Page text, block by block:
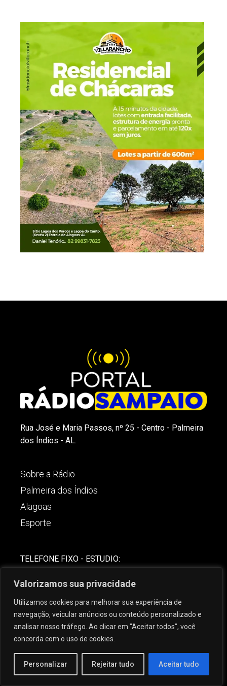
Valorizamos sua privacidade
Utilizamos cookies para melhorar sua experiência de
navegação, veicular anúncios ou conteúdo personalizado e
analisar nosso tráfego. Ao clicar em "Aceitar todos", você
concorda com o uso de cookies.
Personalizar Rejeitar tudo Aceitar tudo
Rua José e Maria Passos, nº 25 - Centro - Palmeira
dos Índios - AL.
Sobre a Rádio
Palmeira dos Índios
Alagoas
Esporte
TELEFONE FIXO - ESTUDIO:
(82) 99621-8806